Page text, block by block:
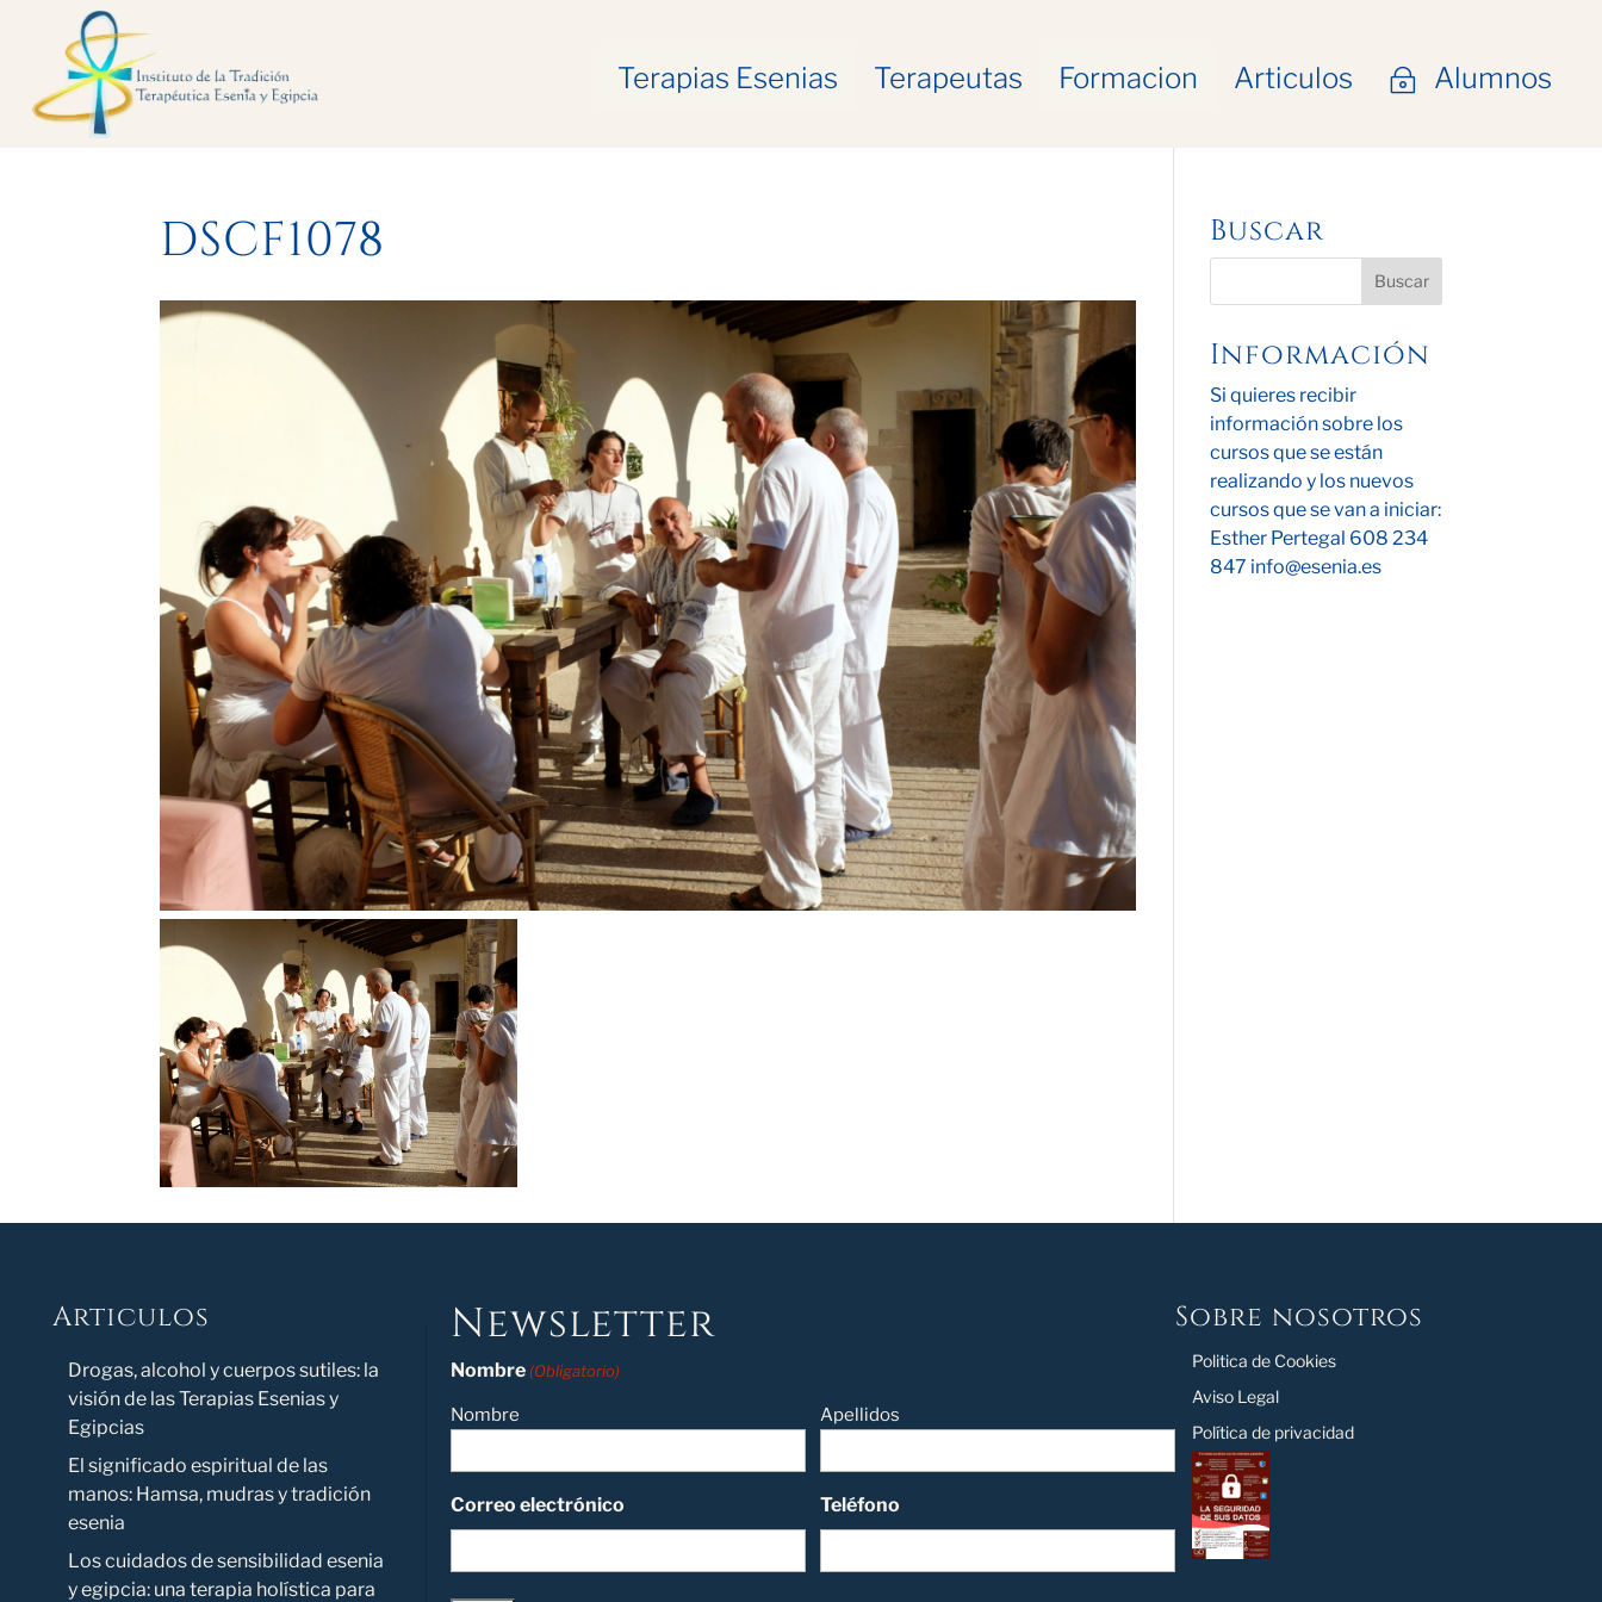
Terapias Esenias Terapeutas Formacion Articulos ~ Alumnos
DSCF1078 Buscar
Información
Si quieres recibir
información sobre los
cursos que se están
realizando y los nuevos
cursos que se van a iniciar:
Esther Pertegal 608 234
847 info@esenia.es
Articulos
Novedad
Drogas, alcohol y cuerpos sutiles: la
visión de las Terapias Esenias y
Egipcias
El significado espiritual de las
manos: Hamsa, mudras y tradición
esenia
Los cuidados de sensibilidad esenia
y egipcia: una terapia holística para
Newsletter
Nombre (Obligatorio)
Nombre Apellidos
Correo electrónico Teléfono
Sobre nosotros
Politica de Cookies
Aviso Legal
Política de privacidad